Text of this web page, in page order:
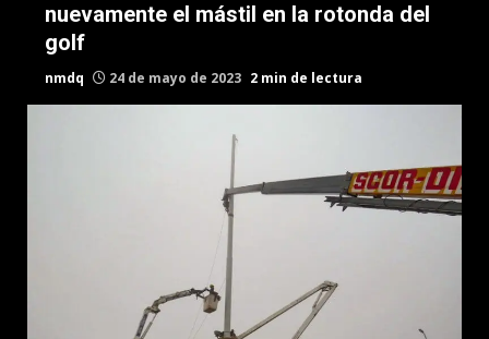
nuevamente el mástil en la rotonda del
golf
nmdq 24 de mayo de 2023 2 min de lectura